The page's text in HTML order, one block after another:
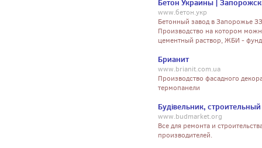
Бетон Украины |
www.бетон.укр
Бетонный завод в Запорожье
Производство на котором
цементный раствор, ЖБИ -
Брианит
www.brianit.com.ua
Производство фасадного
термопанели
Будівельник,
www.budmarket.org
Все для ремонта и
производителей.